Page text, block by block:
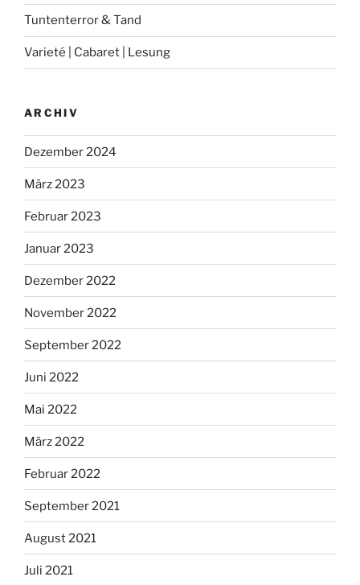
Tuntenterror & Tand
Varieté | Cabaret | Lesung
ARCHIV
Dezember 2024
März 2023
Februar 2023
Januar 2023
Dezember 2022
November 2022
September 2022
Juni 2022
Mai 2022
März 2022
Februar 2022
September 2021
August 2021
Juli 2021